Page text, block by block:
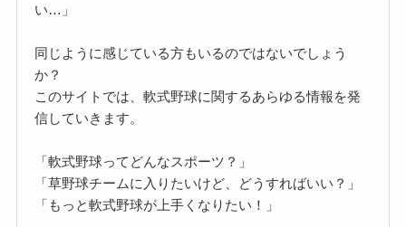
い…」
同じように感じている方もいるのではないでしょう
か？
このサイトでは、軟式野球に関するあらゆる情報を発
信していきます。
「軟式野球ってどんなスポーツ？」
「草野球チームに入りたいけど、どうすればいい？」
「もっと軟式野球が上手くなりたい！」